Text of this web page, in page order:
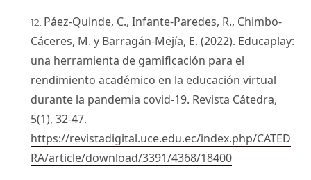
Páez-Quinde, C., Infante-Paredes, R., Chimbo-
Cáceres, M. y Barragán-Mejía, E. (2022). Educaplay:
una herramienta de gamificación para el
rendimiento académico en la educación virtual
durante la pandemia covid-19. Revista Cátedra,
5(1), 32-47.
https://revistadigital.uce.edu.ec/index.php/CATED
RA/article/download/3391/4368/18400